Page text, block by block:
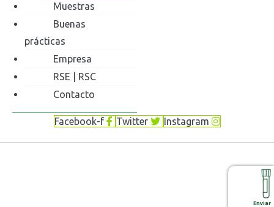
Muestras
Buenas
prácticas
Empresa
RSE | RSC
Contacto
Facebook-f Twitter Instagram
Enviar